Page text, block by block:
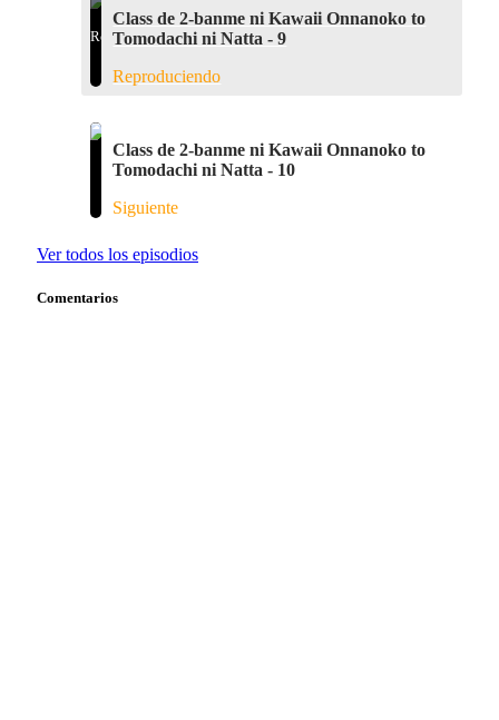
Class de 2-banme ni Kawaii Onnanoko to
Tomodachi ni Natta - 9
Reproduciendo
Class de 2-banme ni Kawaii Onnanoko to
Tomodachi ni Natta - 10
Siguiente
Ver todos los episodios
Comentarios